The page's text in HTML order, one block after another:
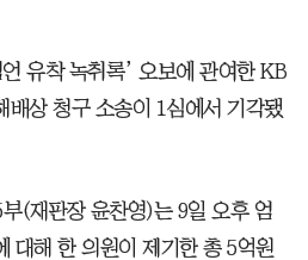
유착 녹취록’ 오보에 관여한 KB
배상 청구 소송이 1심에서 기각됐
(재판장 윤찬영)는 9일 오후 엄
대해 한 의원이 제기한 총 5억원